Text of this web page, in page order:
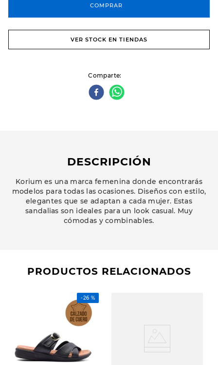
COMPRAR
VER STOCK EN TIENDAS
Comparte
DESCRIPCIÓN
Korium es una marca femenina donde encontrarás
modelos para todas las ocasiones. Diseños con estilo,
elegantes que se adaptan a cada mujer. Estas
sandalias son ideales para un look casual. Muy
cómodas y combinables.
PRODUCTOS RELACIONADOS
-26 %